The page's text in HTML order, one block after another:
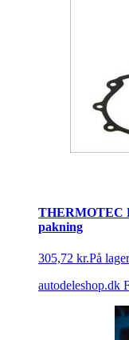
THERMOTEC
pakning
305,72 kr.På lager
autodeleshop.dk